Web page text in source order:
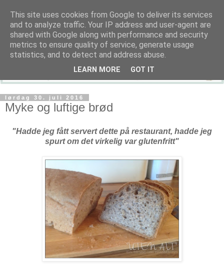
lørdag 30. juli 2016
Myke og luftige brød
"Hadde jeg fått servert dette på restaurant, hadde jeg
spurt om det virkelig var glutenfritt"
This site uses cookies from Google to deliver its services
and to analyze traffic. Your IP address and user-agent are
shared with Google along with performance and security
metrics to ensure quality of service, generate usage
statistics, and to detect and address abuse.
LEARN MORE GOT IT